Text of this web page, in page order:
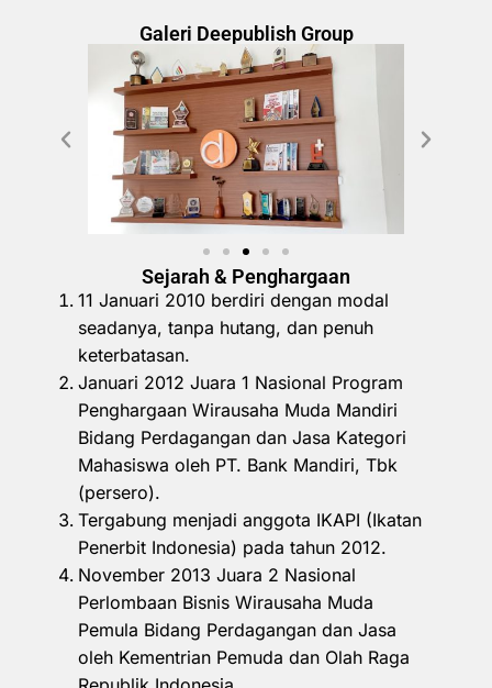
Galeri Deepublish Group
Sejarah & Penghargaan
11 Januari 2010 berdiri dengan modal
seadanya, tanpa hutang, dan penuh
keterbatasan.
Januari 2012 Juara 1 Nasional Program
Penghargaan Wirausaha Muda Mandiri
Bidang Perdagangan dan Jasa Kategori
Mahasiswa oleh PT. Bank Mandiri, Tbk
(persero).
Tergabung menjadi anggota IKAPI (Ikatan
Penerbit Indonesia) pada tahun 2012.
November 2013 Juara 2 Nasional
Perlombaan Bisnis Wirausaha Muda
Pemula Bidang Perdagangan dan Jasa
oleh Kementrian Pemuda dan Olah Raga